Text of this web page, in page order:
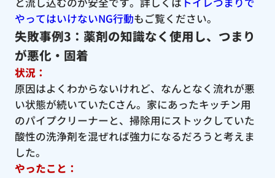
やってはいけないNG行動もご覧ください。
失敗事例3：薬剤の知識なく使用し、つまり
が悪化・固着
状況：
原因はよくわからないけれど、なんとなく流れが悪
い状態が続いていたCさん。家にあったキッチン用
のパイプクリーナーと、掃除用にストックしていた
酸性の洗浄剤を混ぜれば強力になるだろうと考えま
した。
やったこと：